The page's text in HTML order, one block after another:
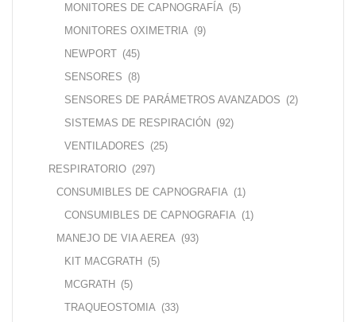
MONITORES DE CAPNOGRAFÍA (5)
MONITORES OXIMETRIA (9)
NEWPORT (45)
SENSORES (8)
SENSORES DE PARÁMETROS AVANZADOS (2)
SISTEMAS DE RESPIRACIÓN (92)
VENTILADORES (25)
RESPIRATORIO (297)
CONSUMIBLES DE CAPNOGRAFIA (1)
CONSUMIBLES DE CAPNOGRAFIA (1)
MANEJO DE VIA AEREA (93)
KIT MACGRATH (5)
MCGRATH (5)
TRAQUEOSTOMIA (33)